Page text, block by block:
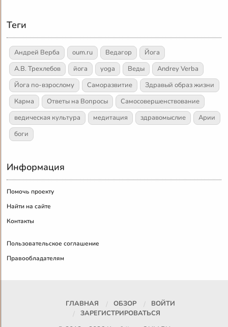
Теги
Андрей Верба oum.ru Ведагор
Йога
А.В. Трехлебов
йога yoga Веды
Andrey Verba
Йога по-взрослому
Саморазвитие
Здравый образ жизни
Карма
Ответы на Вопросы
Самосовершенствование
ведическая культура
медитация здравомыслие
Арии
боги
Информация
Помочь проекту
Найти на сайте
Контакты
Пользовательское соглашение
Правообладателям
ГЛАВНАЯ ОБЗОР
ВОЙТИ
ЗАРЕГИСТРИРОВАТЬСЯ